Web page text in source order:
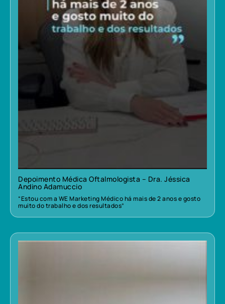
Depoimento Médica Oftalmologista – Dra. Jéssica
Andino Adamuccio
“Estou com a WE Marketing Médico há mais de 2 anos e gosto
muito do trabalho e dos resultados”